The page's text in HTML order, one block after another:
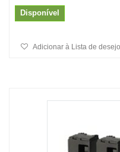
Disponível
Adicionar à Lista de